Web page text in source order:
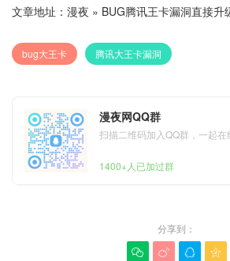
文章地址： 漫夜 » BUG腾讯王卡漏洞直接升
bug大王卡 腾讯大王卡漏洞
漫夜网QQ群
扫描二维码加入QQ群，一起在
1400+人已加过群
分享到：
   